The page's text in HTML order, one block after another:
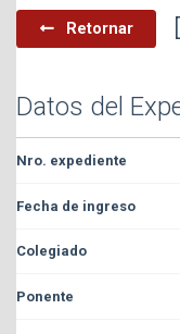
Retornar
Datos del